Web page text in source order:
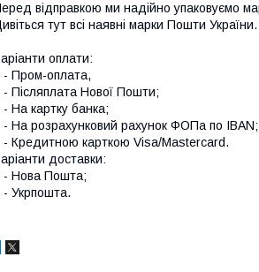
відправкою ми надійно упаковуємо
тут всі наявні марки Пошти України.
оплати:
- Пром-оплата,
- Післяплата Нової Пошти;
- На картку банка;
- На розрахунковий рахунок ФОПа по IBAN;
- Кредитною карткою Visa/Mastercard.
доставки:
- Нова Пошта;
- Укрпошта.